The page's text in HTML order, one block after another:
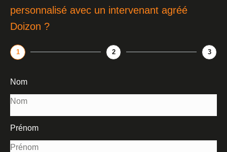
personnalisé avec un intervenant agréé
Doizon ?
1 2 3
Nom
Prénom